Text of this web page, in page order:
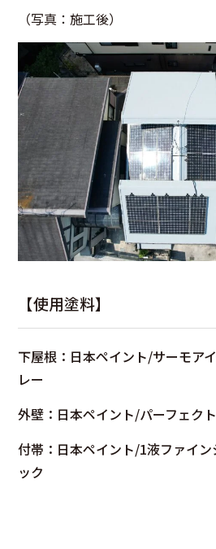
（写真：施工後）
【使用塗料】
下屋根：日本ペイント/サーモ
レー
外壁：日本ペイント/パーフェ
付帯：日本ペイント/1液ファイ
ック